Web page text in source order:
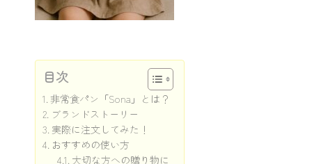
目次
非常食パン「Sona」とは？
ブランドストーリー
実際に注文してみた！
おすすめの使い方
大切な方への贈り物に